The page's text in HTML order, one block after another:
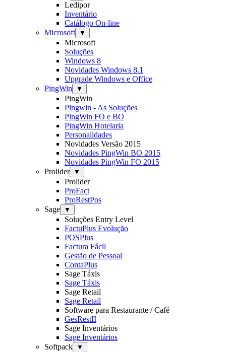
Ledipor
Inventário
Catálogo On-line
Microsoft
▼
Microsoft
Soluções
Windows 8
Novidades Windows 8.1
Upgrade Windows e Office
PingWin
▼
PingWin
Pingwin - As Soluções
PingWin FO e BO
PingWin Hotelaria
Personalidades
Novidades Versão 2015
Novidades PingWin BO 2015
Novidades PingWin FO 2015
Prolider
▼
Prolider
ProFact
ProRestPos
Sage
▼
Soluções Entry Level
FactuPlus Evolução
POSPlus
Factura Fácil
Gestão de Pessoal
ContaPlus
Sage Táxis
Sage Táxis
Sage Retail
Sage Retail
Software para Restaurante / Café
GesRestII
Sage Inventários
Sage Inventários
Softpack
▼